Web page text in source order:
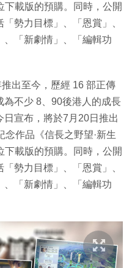
載版的預購。同時，公開
勢力目標」、「恩賞」、
、「新劇情」、「編輯功
出至今，歷經 16 部正傳
不少 8、90後港人的成長
宣布，將於7月20日推出
念作品《信長之野望·新生
載版的預購。同時，公開
勢力目標」、「恩賞」、
、「新劇情」、「編輯功